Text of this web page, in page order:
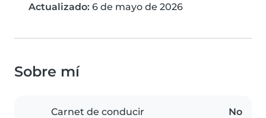
Actualizado: 6 de mayo de 2026
Sobre mí
Carnet de conducir No